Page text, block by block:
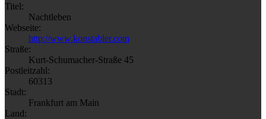
Titel:
Nachtleben
Webseite:
http://www.konstabler.com
Straße:
Kurt-Schumacher-Straße 45
Postleitzahl:
60313
Stadt:
Frankfurt am Main
Land: